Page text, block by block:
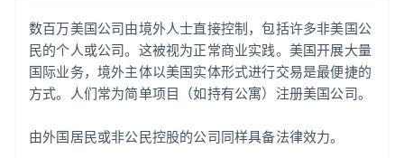
数百万美国公司由境外人士直接控制，包括许多非美国公
民的个人或公司。这被视为正常商业实践。美国开展大量
国际业务，境外主体以美国实体形式进行交易是最便捷的
方式。人们常为简单项目（如持有公寓）注册美国公司。
由外国居民或非公民控股的公司同样具备法律效力。
DeutschEnglish
法国
FrançaisEnglish
芬兰
荷兰